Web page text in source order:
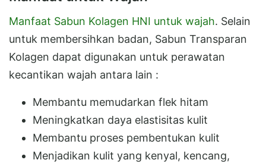
Manfaat Sabun Kolagen HNI untuk wajah. Selain
untuk membersihkan badan, Sabun Transparan
Kolagen dapat digunakan untuk perawatan
kecantikan wajah antara lain :
Membantu memudarkan flek hitam
Meningkatkan daya elastisitas kulit
Membantu proses pembentukan kulit
Menjadikan kulit yang kenyal, kencang,